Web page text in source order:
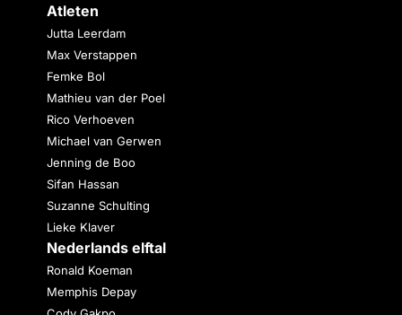
Atleten
Jutta Leerdam
Max Verstappen
Femke Bol
Mathieu van der Poel
Rico Verhoeven
Michael van Gerwen
Jenning de Boo
Sifan Hassan
Suzanne Schulting
Lieke Klaver
Nederlands elftal
Ronald Koeman
Memphis Depay